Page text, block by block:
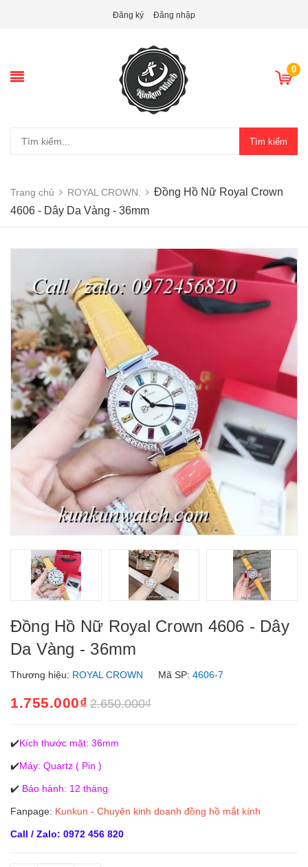
Đăng ký Đăng nhập
0
Tìm kiếm
Trang chủ ROYAL CROWN.
Đồng Hồ Nữ Royal Crown
4606 - Dây Da Vàng - 36mm
Đồng Hồ Nữ Royal Crown 4606 - Dây
Da Vàng - 36mm
Thương hiệu: ROYAL CROWN Mã SP: 4606-7
1.755.000₫ 2.650.000₫
✔️Kích thước mặt: 36mm
✔️Máy: Quartz ( Pin )
✔️ Bảo hành: 12 tháng
Fanpage: Kunkun - Chuyên kinh doanh đồng hồ mắt kính
Call / Zalo: 0972 456 820